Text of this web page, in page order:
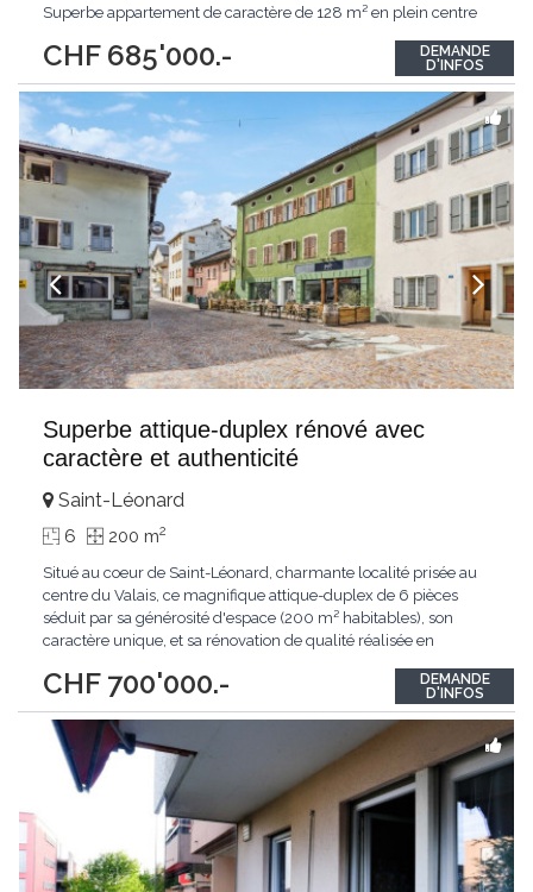
CHF 685'000.-
Superbe appartement de caractère de 128 m² en plein centre
optimal. Points forts : Emplacement central : Situé en
hypercentre d'Annecy. Accès...
DEMANDE
D'INFOS
Superbe attique-duplex rénové avec
caractère et authenticité
CHF 700'000.-
Saint-Léonard
6 200 m2
Situé au coeur de Saint-Léonard, charmante localité prisée au
centre du Valais, ce magnifique attique-duplex de 6 pièces
séduit par sa générosité d'espace (200 m² habitables), son
caractère unique, et sa rénovation de qualité réalisée en
charme de l'ancien, avec ses matériaux nobles (pierre ollaire,
parquet, poutres apparentes),...
DEMANDE
D'INFOS